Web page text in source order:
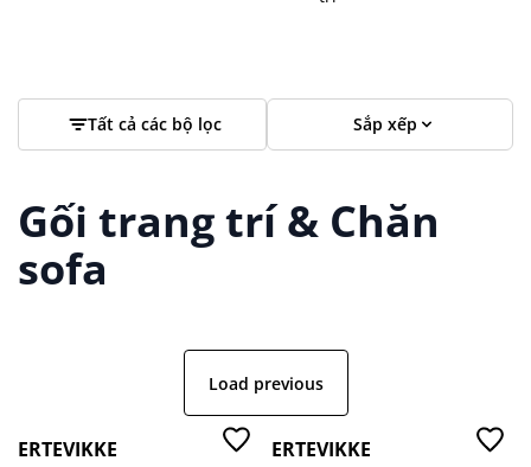
Tất cả các bộ lọc Sắp xếp
Gối trang trí & Chăn
sofa
Load previous
ERTEVIKKE ERTEVIKKE